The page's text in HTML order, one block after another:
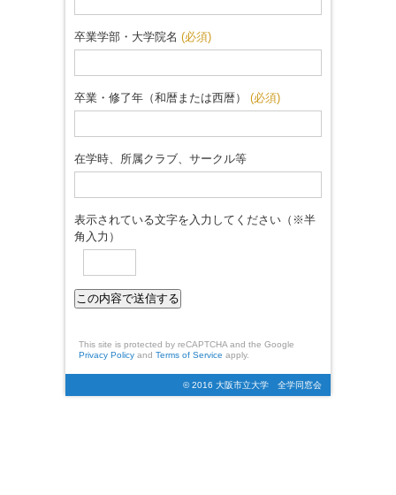
卒業学部・大学院名 (必須)
卒業・修了年（和暦または西暦） (必須)
在学時、所属クラブ、サークル等
表示されている文字を入力してください（※半
角入力）
This site is protected by reCAPTCHA and the Google
Privacy Policy and Terms of Service apply.
© 2016 大阪市立大学 全学同窓会